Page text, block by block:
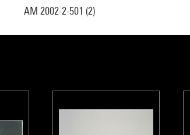
AM 2002-2-501 (2)